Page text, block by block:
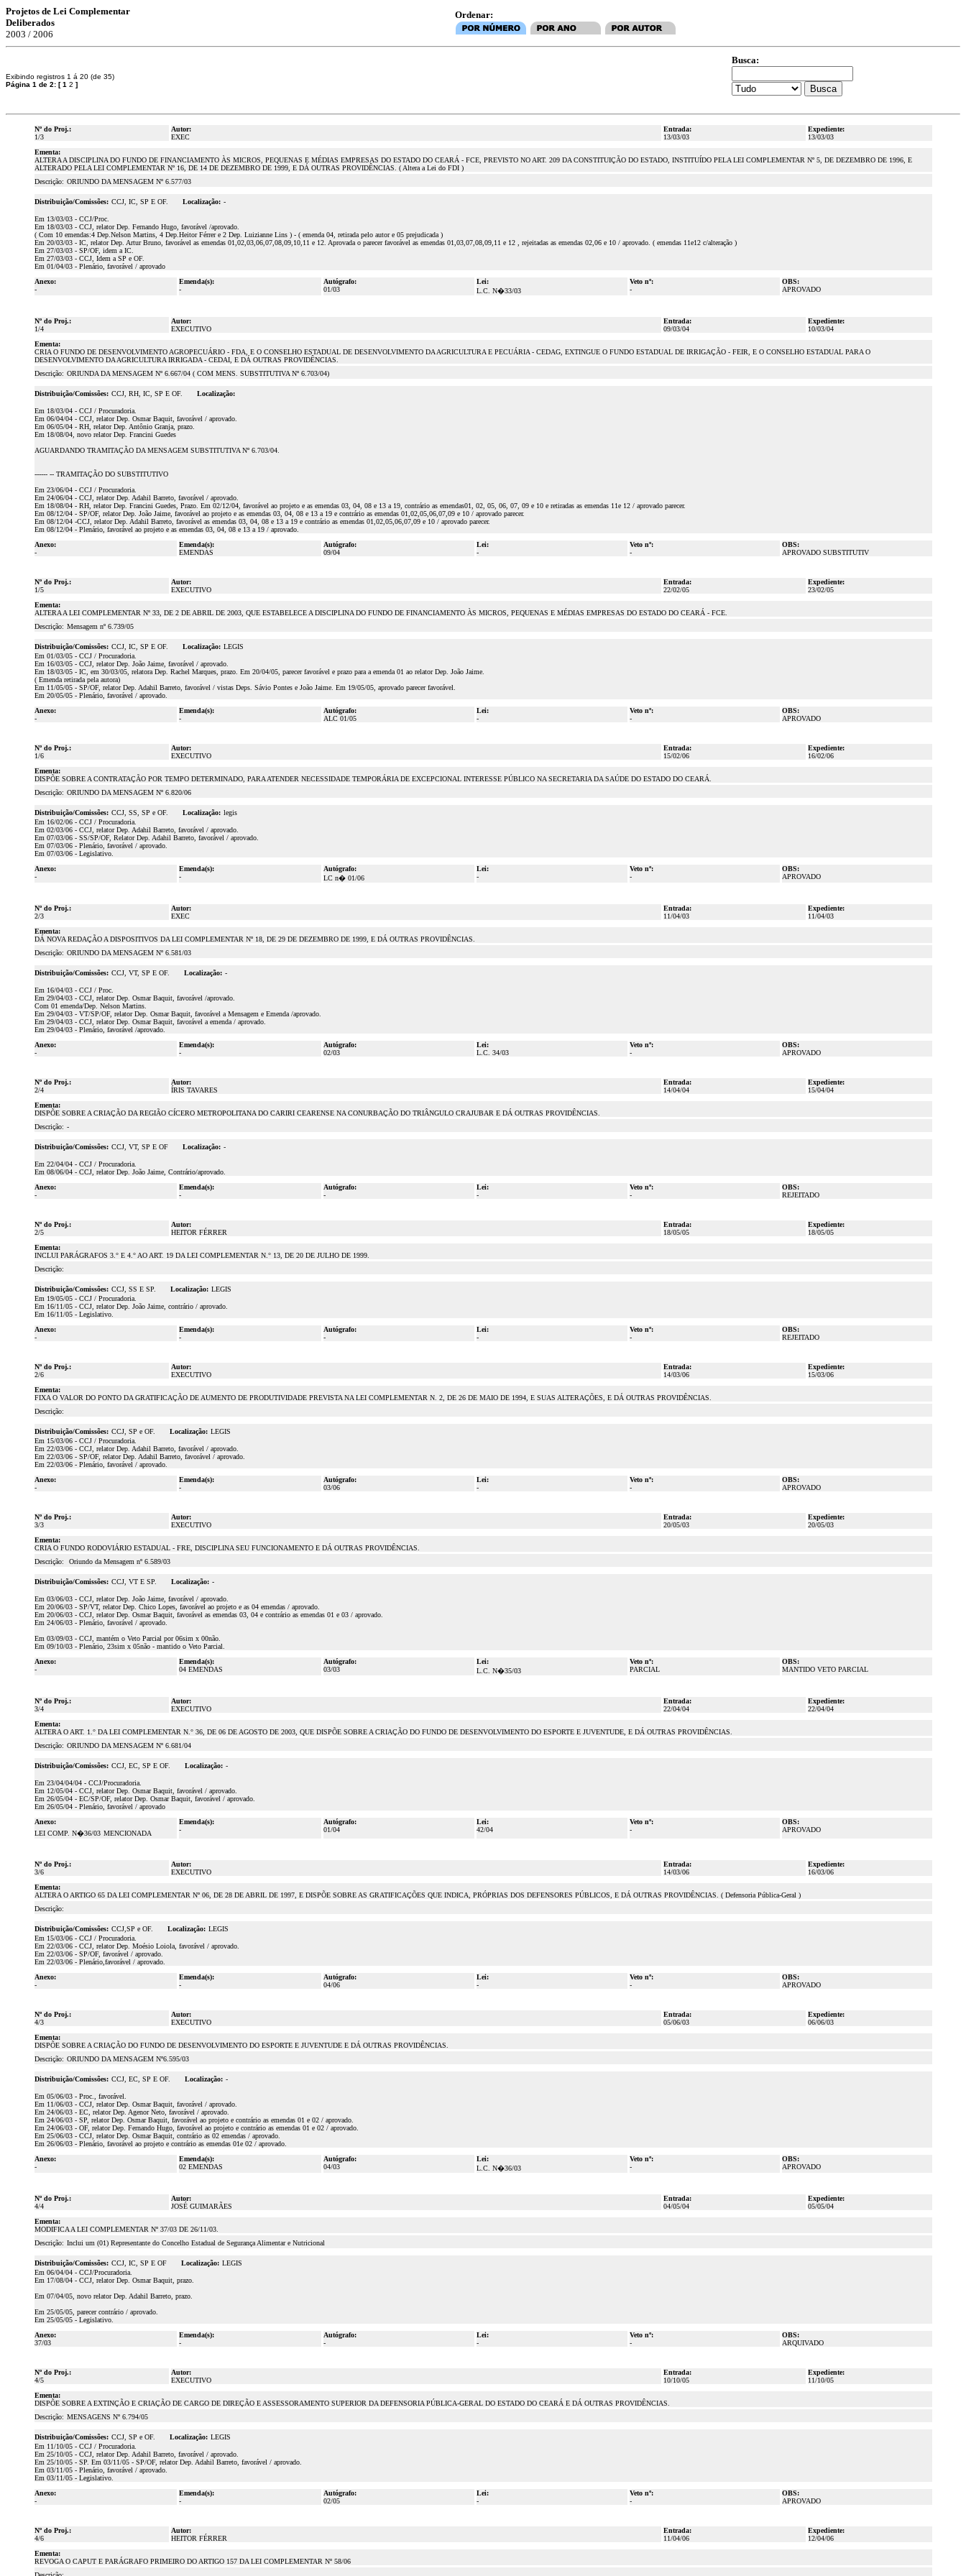
Projetos de Lei Complementar
Deliberados
2003 / 2006
Ordenar:
Exibindo registros 1 á 20 (de 35)
Página 1 de 2: [1 2 ]
Busca:
Nº do Proj.:
1/3
Autor:
EXEC
Entrada:
13/03/03
Expediente:
13/03/03
Ementa:
ALTERA A DISCIPLINA DO FUNDO DE FINANCIAMENTO ÀS MICROS, PEQUENAS E MÉDIAS EMPRESAS DO ESTADO DO CEARÁ - FCE, PREVISTO NO ART. 209 DA CONSTITUIÇÃO DO ESTADO, INSTITUÍDO PELA LEI COMPLEMENTAR Nº 5, DE DEZEMBRO DE 1996, E
ALTERADO PELA LEI COMPLEMENTAR Nº 16, DE 14 DE DEZEMBRO DE 1999, E DÁ OUTRAS PROVIDÊNCIAS. ( Altera a Lei do FDI )
Descrição: ORIUNDO DA MENSAGEM Nº 6.577/03
Distribuição/Comissões: CCJ, IC, SP E OF. Localização: -
Em 13/03/03 - CCJ/Proc.
Em 18/03/03 - CCJ, relator Dep. Fernando Hugo, favorável /aprovado.
( Com 10 emendas:4 Dep.Nelson Martins, 4 Dep.Heitor Férrer e 2 Dep. Luizianne Lins ) - ( emenda 04, retirada pelo autor e 05 prejudicada )
Em 20/03/03 - IC, relator Dep. Artur Bruno, favorável as emendas 01,02,03,06,07,08,09,10,11 e 12. Aprovada o parecer favorável as emendas 01,03,07,08,09,11 e 12 , rejeitadas as emendas 02,06 e 10 / aprovado. ( emendas 11e12 c/alteração )
Em 27/03/03 - SP/OF, idem a IC.
Em 27/03/03 - CCJ, Idem a SP e OF.
Em 01/04/03 - Plenário, favorável / aprovado
Anexo:
-
Emenda(s):
-
Autógrafo:
01/03
Lei:
L.C. N�33/03
Veto nº:
-
OBS:
APROVADO
Nº do Proj.:
1/4
Autor:
EXECUTIVO
Entrada:
09/03/04
Expediente:
10/03/04
Ementa:
CRIA O FUNDO DE DESENVOLVIMENTO AGROPECUÁRIO - FDA, E O CONSELHO ESTADUAL DE DESENVOLVIMENTO DA AGRICULTURA E PECUÁRIA - CEDAG, EXTINGUE O FUNDO ESTADUAL DE IRRIGAÇÃO - FEIR, E O CONSELHO ESTADUAL PARA O
DESENVOLVIMENTO DA AGRICULTURA IRRIGADA - CEDAI, E DÁ OUTRAS PROVIDÊNCIAS.
Descrição: ORIUNDA DA MENSAGEM Nº 6.667/04 ( COM MENS. SUBSTITUTIVA Nº 6.703/04)
Distribuição/Comissões: CCJ, RH, IC, SP E OF. Localização:
Em 18/03/04 - CCJ / Procuradoria.
Em 06/04/04 - CCJ, relator Dep. Osmar Baquit, favorável / aprovado.
Em 06/05/04 - RH, relator Dep. Antônio Granja, prazo.
Em 18/08/04, novo relator Dep. Francini Guedes
AGUARDANDO TRAMITAÇÃO DA MENSAGEM SUBSTITUTIVA Nº 6.703/04.
------ -- TRAMITAÇÃO DO SUBSTITUTIVO
Em 23/06/04 - CCJ / Procuradoria.
Em 24/06/04 - CCJ, relator Dep. Adahil Barreto, favorável / aprovado.
Em 18/08/04 - RH, relator Dep. Francini Guedes, Prazo. Em 02/12/04, favorável ao projeto e as emendas 03, 04, 08 e 13 a 19, contrário as emendas01, 02, 05, 06, 07, 09 e 10 e retiradas as emendas 11e 12 / aprovado parecer.
Em 08/12/04 - SP/OF, relator Dep. João Jaime, favorável ao projeto e as emendas 03, 04, 08 e 13 a 19 e contrário as emendas 01,02,05,06,07,09 e 10 / aprovado parecer.
Em 08/12/04 -CCJ, relator Dep. Adahil Barreto, favorável as emendas 03, 04, 08 e 13 a 19 e contrário as emendas 01,02,05,06,07,09 e 10 / aprovado parecer.
Em 08/12/04 - Plenário, favorável ao projeto e as emendas 03, 04, 08 e 13 a 19 / aprovado.
Anexo:
-
Emenda(s):
EMENDAS
Autógrafo:
09/04
Lei:
-
Veto nº:
-
OBS:
APROVADO SUBSTITUTIV
Nº do Proj.:
1/5
Autor:
EXECUTIVO
Entrada:
22/02/05
Expediente:
23/02/05
Ementa:
ALTERA A LEI COMPLEMENTAR Nº 33, DE 2 DE ABRIL DE 2003, QUE ESTABELECE A DISCIPLINA DO FUNDO DE FINANCIAMENTO ÀS MICROS, PEQUENAS E MÉDIAS EMPRESAS DO ESTADO DO CEARÁ - FCE.
Descrição: Mensagem nº 6.739/05
Distribuição/Comissões: CCJ, IC, SP E OF. Localização: LEGIS
Em 01/03/05 - CCJ / Procuradoria.
Em 16/03/05 - CCJ, relator Dep. João Jaime, favorável / aprovado.
Em 18/03/05 - IC, em 30/03/05, relatora Dep. Rachel Marques, prazo. Em 20/04/05, parecer favorável e prazo para a emenda 01 ao relator Dep. João Jaime.
( Emenda retirada pela autora)
Em 11/05/05 - SP/OF, relator Dep. Adahil Barreto, favorável / vistas Deps. Sávio Pontes e João Jaime. Em 19/05/05, aprovado parecer favorável.
Em 20/05/05 - Plenário, favorável / aprovado.
Anexo:
-
Emenda(s):
-
Autógrafo:
ALC 01/05
Lei:
-
Veto nº:
-
OBS:
APROVADO
Nº do Proj.:
1/6
Autor:
EXECUTIVO
Entrada:
15/02/06
Expediente:
16/02/06
Ementa:
DISPÕE SOBRE A CONTRATAÇÃO POR TEMPO DETERMINADO, PARA ATENDER NECESSIDADE TEMPORÁRIA DE EXCEPCIONAL INTERESSE PÚBLICO NA SECRETARIA DA SAÚDE DO ESTADO DO CEARÁ.
Descrição: ORIUNDO DA MENSAGEM Nº 6.820/06
Distribuição/Comissões: CCJ, SS, SP e OF. Localização: legis
Em 16/02/06 - CCJ / Procuradoria.
Em 02/03/06 - CCJ, relator Dep. Adahil Barreto, favorável / aprovado.
Em 07/03/06 - SS/SP/OF, Relator Dep. Adahil Barreto, favorável / aprovado.
Em 07/03/06 - Plenário, favorável / aprovado.
Em 07/03/06 - Legislativo.
Anexo:
-
Emenda(s):
-
Autógrafo:
LC n� 01/06
Lei:
-
Veto nº:
-
OBS:
APROVADO
Nº do Proj.:
2/3
Autor:
EXEC
Entrada:
11/04/03
Expediente:
11/04/03
Ementa:
DÁ NOVA REDAÇÃO A DISPOSITIVOS DA LEI COMPLEMENTAR Nº 18, DE 29 DE DEZEMBRO DE 1999, E DÁ OUTRAS PROVIDÊNCIAS.
Descrição: ORIUNDO DA MENSAGEM Nº 6.581/03
Distribuição/Comissões: CCJ, VT, SP E OF. Localização: -
Em 16/04/03 - CCJ / Proc.
Em 29/04/03 - CCJ, relator Dep. Osmar Baquit, favorável /aprovado.
Com 01 emenda/Dep. Nelson Martins.
Em 29/04/03 - VT/SP/OF, relator Dep. Osmar Baquit, favorável a Mensagem e Emenda /aprovado.
Em 29/04/03 - CCJ, relator Dep. Osmar Baquit, favorável a emenda / aprovado.
Em 29/04/03 - Plenário, favorável /aprovado.
Anexo:
-
Emenda(s):
-
Autógrafo:
02/03
Lei:
L.C. 34/03
Veto nº:
-
OBS:
APROVADO
Nº do Proj.:
2/4
Autor:
ÍRIS TAVARES
Entrada:
14/04/04
Expediente:
15/04/04
Ementa:
DISPÕE SOBRE A CRIAÇÃO DA REGIÃO CÍCERO METROPOLITANA DO CARIRI CEARENSE NA CONURBAÇÃO DO TRIÂNGULO CRAJUBAR E DÁ OUTRAS PROVIDÊNCIAS.
Descrição: -
Distribuição/Comissões: CCJ, VT, SP E OF Localização: -
Em 22/04/04 - CCJ / Procuradoria.
Em 08/06/04 - CCJ, relator Dep. João Jaime, Contrário/aprovado.
Anexo:
-
Emenda(s):
-
Autógrafo:
-
Lei:
-
Veto nº:
-
OBS:
REJEITADO
Nº do Proj.:
2/5
Autor:
HEITOR FÉRRER
Entrada:
18/05/05
Expediente:
18/05/05
Ementa:
INCLUI PARÁGRAFOS 3.° E 4.° AO ART. 19 DA LEI COMPLEMENTAR N.° 13, DE 20 DE JULHO DE 1999.
Descrição:
Distribuição/Comissões: CCJ, SS E SP. Localização: LEGIS
Em 19/05/05 - CCJ / Procuradoria.
Em 16/11/05 - CCJ, relator Dep. João Jaime, contrário / aprovado.
Em 16/11/05 - Legislativo.
Anexo:
-
Emenda(s):
-
Autógrafo:
-
Lei:
-
Veto nº:
-
OBS:
REJEITADO
Nº do Proj.:
2/6
Autor:
EXECUTIVO
Entrada:
14/03/06
Expediente:
15/03/06
Ementa:
FIXA O VALOR DO PONTO DA GRATIFICAÇÃO DE AUMENTO DE PRODUTIVIDADE PREVISTA NA LEI COMPLEMENTAR N. 2, DE 26 DE MAIO DE 1994, E SUAS ALTERAÇÕES, E DÁ OUTRAS PROVIDÊNCIAS.
Descrição:
Distribuição/Comissões: CCJ, SP e OF. Localização: LEGIS
Em 15/03/06 - CCJ / Procuradoria.
Em 22/03/06 - CCJ, relator Dep. Adahil Barreto, favorável / aprovado.
Em 22/03/06 - SP/OF, relator Dep. Adahil Barreto, favorável / aprovado.
Em 22/03/06 - Plenário, favorável / aprovado.
Anexo:
-
Emenda(s):
-
Autógrafo:
03/06
Lei:
-
Veto nº:
-
OBS:
APROVADO
Nº do Proj.:
3/3
Autor:
EXECUTIVO
Entrada:
20/05/03
Expediente:
20/05/03
Ementa:
CRIA O FUNDO RODOVIÁRIO ESTADUAL - FRE, DISCIPLINA SEU FUNCIONAMENTO E DÁ OUTRAS PROVIDÊNCIAS.
Descrição:
Oriundo da Mensagem nº 6.589/03
Distribuição/Comissões: CCJ, VT E SP. Localização: -
Em 03/06/03 - CCJ, relator Dep. João Jaime, favorável / aprovado.
Em 20/06/03 - SP/VT, relator Dep. Chico Lopes, favorável ao projeto e as 04 emendas / aprovado.
Em 20/06/03 - CCJ, relator Dep. Osmar Baquit, favorável as emendas 03, 04 e contrário as emendas 01 e 03 / aprovado.
Em 24/06/03 - Plenário, favorável / aprovado.
Em 03/09/03 - CCJ, mantém o Veto Parcial por 06sim x 00não.
Em 09/10/03 - Plenário, 23sim x 05não - mantido o Veto Parcial.
Anexo:
-
Emenda(s):
04 EMENDAS
Autógrafo:
03/03
Lei:
L.C. N�35/03
Veto nº:
PARCIAL
OBS:
MANTIDO VETO PARCIAL
Nº do Proj.:
3/4
Autor:
EXECUTIVO
Entrada:
22/04/04
Expediente:
22/04/04
Ementa:
ALTERA O ART. 1.° DA LEI COMPLEMENTAR N.° 36, DE 06 DE AGOSTO DE 2003, QUE DISPÕE SOBRE A CRIAÇÃO DO FUNDO DE DESENVOLVIMENTO DO ESPORTE E JUVENTUDE, E DÁ OUTRAS PROVIDÊNCIAS.
Descrição: ORIUNDO DA MENSAGEM Nº 6.681/04
Distribuição/Comissões: CCJ, EC, SP E OF. Localização: -
Em 23/04/04/04 - CCJ/Procuradoria.
Em 12/05/04 - CCJ, relator Dep. Osmar Baquit, favorável / aprovado.
Em 26/05/04 - EC/SP/OF, relator Dep. Osmar Baquit, favorável / aprovado.
Em 26/05/04 - Plenário, favorável / aprovado
Anexo:
LEI COMP. N�36/03 MENCIONADA
Emenda(s):
-
Autógrafo:
01/04
Lei:
42/04
Veto nº:
-
OBS:
APROVADO
Nº do Proj.:
3/6
Autor:
EXECUTIVO
Entrada:
14/03/06
Expediente:
16/03/06
Ementa:
ALTERA O ARTIGO 65 DA LEI COMPLEMENTAR Nº 06, DE 28 DE ABRIL DE 1997, E DISPÕE SOBRE AS GRATIFICAÇÕES QUE INDICA, PRÓPRIAS DOS DEFENSORES PÚBLICOS, E DÁ OUTRAS PROVIDÊNCIAS. ( Defensoria Pública-Geral )
Descrição:
Distribuição/Comissões: CCJ,SP e OF. Localização: LEGIS
Em 15/03/06 - CCJ / Procuradoria.
Em 22/03/06 - CCJ, relator Dep. Moésio Loiola, favorável / aprovado.
Em 22/03/06 - SP/OF, favorável / aprovado.
Em 22/03/06 - Plenário,favorável / aprovado.
Anexo:
-
Emenda(s):
-
Autógrafo:
04/06
Lei:
-
Veto nº:
-
OBS:
APROVADO
Nº do Proj.:
4/3
Autor:
EXECUTIVO
Entrada:
05/06/03
Expediente:
06/06/03
Ementa:
DISPÕE SOBRE A CRIAÇÃO DO FUNDO DE DESENVOLVIMENTO DO ESPORTE E JUVENTUDE E DÁ OUTRAS PROVIDÊNCIAS.
Descrição: ORIUNDO DA MENSAGEM Nº6.595/03
Distribuição/Comissões: CCJ, EC, SP E OF. Localização: -
Em 05/06/03 - Proc., favorável.
Em 11/06/03 - CCJ, relator Dep. Osmar Baquit, favorável / aprovado.
Em 24/06/03 - EC, relator Dep. Agenor Neto, favorável / aprovado.
Em 24/06/03 - SP, relator Dep. Osmar Baquit, favorável ao projeto e contrário as emendas 01 e 02 / aprovado.
Em 24/06/03 - OF, relator Dep. Fernando Hugo, favorável ao projeto e contrário as emendas 01 e 02 / aprovado.
Em 25/06/03 - CCJ, relator Dep. Osmar Baquit, contrário as 02 emendas / aprovado.
Em 26/06/03 - Plenário, favorável ao projeto e contrário as emendas 01e 02 / aprovado.
Anexo:
-
Emenda(s):
02 EMENDAS
Autógrafo:
04/03
Lei:
L.C. N�36/03
Veto nº:
-
OBS:
APROVADO
Nº do Proj.:
4/4
Autor:
JOSÉ GUIMARÃES
Entrada:
04/05/04
Expediente:
05/05/04
Ementa:
MODIFICA A LEI COMPLEMENTAR Nº 37/03 DE 26/11/03.
Descrição: Inclui um (01) Representante do Concelho Estadual de Segurança Alimentar e Nutricional
Distribuição/Comissões: CCJ, IC, SP E OF Localização: LEGIS
Em 06/04/04 - CCJ/Procuradoria.
Em 17/08/04 - CCJ, relator Dep. Osmar Baquit, prazo.
Em 07/04/05, novo relator Dep. Adahil Barreto, prazo.
Em 25/05/05, parecer contrário / aprovado.
Em 25/05/05 - Legislativo.
Anexo:
37/03
Emenda(s):
-
Autógrafo:
-
Lei:
-
Veto nº:
-
OBS:
ARQUIVADO
Nº do Proj.:
4/5
Autor:
EXECUTIVO
Entrada:
10/10/05
Expediente:
11/10/05
Ementa:
DISPÕE SOBRE A EXTINÇÃO E CRIAÇÃO DE CARGO DE DIREÇÃO E ASSESSORAMENTO SUPERIOR DA DEFENSORIA PÚBLICA-GERAL DO ESTADO DO CEARÁ E DÁ OUTRAS PROVIDÊNCIAS.
Descrição: MENSAGENS Nº 6.794/05
Distribuição/Comissões: CCJ, SP e OF. Localização: LEGIS
Em 11/10/05 - CCJ / Procuradoria.
Em 25/10/05 - CCJ, relator Dep. Adahil Barreto, favorável / aprovado.
Em 25/10/05 - SP. Em 03/11/05 - SP/OF, relator Dep. Adahil Barreto, favorável / aprovado.
Em 03/11/05 - Plenário, favorável / aprovado.
Em 03/11/05 - Legislativo.
Anexo:
-
Emenda(s):
-
Autógrafo:
02/05
Lei:
-
Veto nº:
-
OBS:
APROVADO
Nº do Proj.:
4/6
Autor:
HEITOR FÉRRER
Entrada:
11/04/06
Expediente:
12/04/06
Ementa:
REVOGA O CAPUT E PARÁGRAFO PRIMEIRO DO ARTIGO 157 DA LEI COMPLEMENTAR Nº 58/06